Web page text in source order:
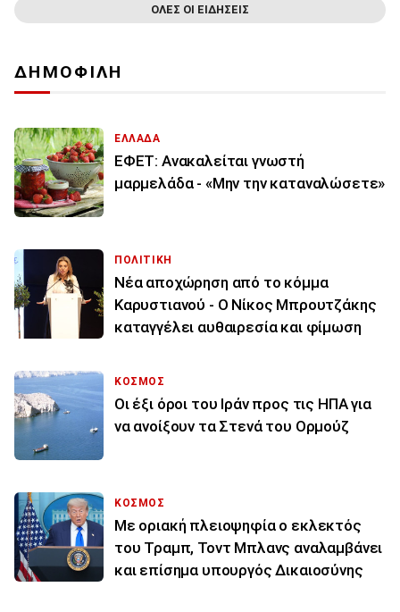
ΟΛΕΣ ΟΙ ΕΙΔΗΣΕΙΣ
ΔΗΜΟΦΙΛΗ
ΕΛΛΑΔΑ
ΕΦΕΤ: Ανακαλείται γνωστή
μαρμελάδα - «Μην την καταναλώσετε»
ΠΟΛΙΤΙΚΗ
Νέα αποχώρηση από το κόμμα
Καρυστιανού - Ο Νίκος Μπρουτζάκης
καταγγέλει αυθαιρεσία και φίμωση
ΚΟΣΜΟΣ
Οι έξι όροι του Ιράν προς τις ΗΠΑ για
να ανοίξουν τα Στενά του Ορμούζ
ΚΟΣΜΟΣ
Με οριακή πλειοψηφία ο εκλεκτός
του Τραμπ, Τοντ Μπλανς αναλαμβάνει
και επίσημα υπουργός Δικαιοσύνης